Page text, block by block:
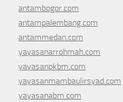
antambogor.com
antampalembang.com
antammedan.com
yayasanarrohmah.com
yayasanpkbm.com
yayasanmambaulirsyad.com
yayasanabm.com